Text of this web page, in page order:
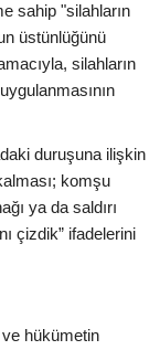
sahip "silahların
üstünlüğünü
silahların
duruşuna ilişkin
komşu
ya da saldırı
çizdik” ifadelerini
hükümetin